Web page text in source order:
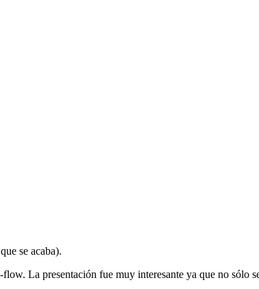
se acaba).
La presentación fue muy interesante ya que no sólo